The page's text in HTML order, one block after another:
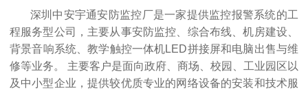
深圳中安宇通安防监控厂是一家提供监控报警系统的工
程服务型公司，主要从事安防监控、综合布线、机房建设、
背景音响系统、教学触控一体机LED拼接屏和电脑出售与维
修等业务。 主要客户是面向政府、商场、校园、工业园区以
及中小型企业，提供较优质专业的网络设备的安装和技术服